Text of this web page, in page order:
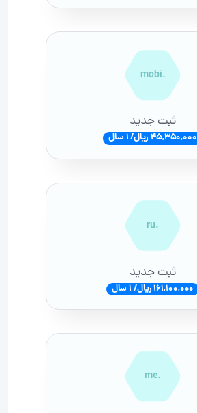
.mobi
ثبت جدید
45,350,000 ریال/ 1 سال
.ru
ثبت جدید
161,100,000 ریال/ 1 سال
.me